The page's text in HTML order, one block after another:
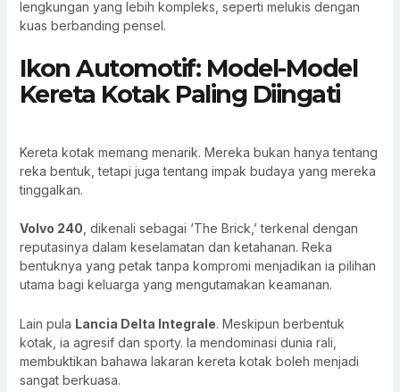
lengkungan yang lebih kompleks, seperti melukis dengan
kuas berbanding pensel.
Ikon Automotif: Model-Model
Kereta Kotak Paling Diingati
Kereta kotak memang menarik. Mereka bukan hanya tentang
reka bentuk, tetapi juga tentang impak budaya yang mereka
tinggalkan.
Volvo 240, dikenali sebagai ‘The Brick,’ terkenal dengan
reputasinya dalam keselamatan dan ketahanan. Reka
bentuknya yang petak tanpa kompromi menjadikan ia pilihan
utama bagi keluarga yang mengutamakan keamanan.
Lain pula Lancia Delta Integrale. Meskipun berbentuk
kotak, ia agresif dan sporty. Ia mendominasi dunia rali,
membuktikan bahawa lakaran kereta kotak boleh menjadi
sangat berkuasa.